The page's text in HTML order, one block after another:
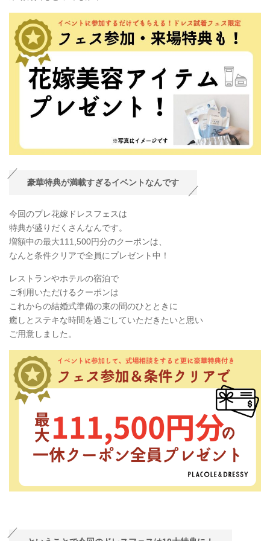
豪華特典が満載すぎるイベントなんです
今回のプレ花嫁ドレスフェスは
特典が盛りだくさんなんです。
増額中の最大111,500円分のクーポンは、
なんと条件クリアで全員にプレゼント中！
レストランやホテルの宿泊で
ご利用いただけるクーポンは
これからの結婚式準備の束の間のひとときに
癒しとステキな時間を過ごしていただきたいと思い
ご用意しました。